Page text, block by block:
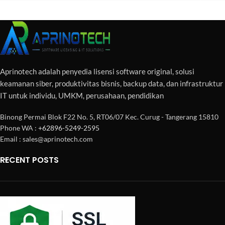
Aprinotech adalah penyedia lisensi software original, solusi
keamanan siber, produktivitas bisnis, backup data, dan infrastruktur
Binong Permai Blok F22 No. 5, RT06/07 Kec. Curug - Tangerang 15810
Phone WA :+62896-5249-2595